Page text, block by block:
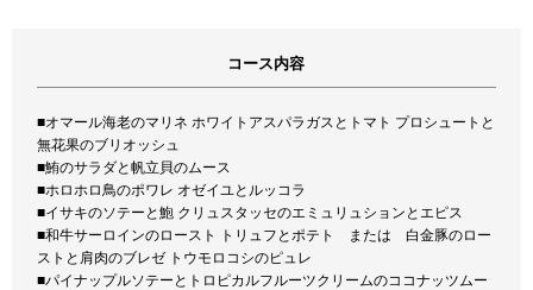
コース内容
■オマール海老のマリネ ホワイトアスパラガスとトマト プロシュートと
無花果のブリオッシュ
■鮪のサラダと帆立貝のムース
■ホロホロ鳥のポワレ オゼイユとルッコラ
■イサキのソテーと鮑 クリュスタッセのエミュリュションとエピス
■和牛サーロインのロースト トリュフとポテト または 白金豚のロー
ストと肩肉のブレゼ トウモロコシのピュレ
■パイナップルソテーとトロピカルフルーツクリームのココナッツムー